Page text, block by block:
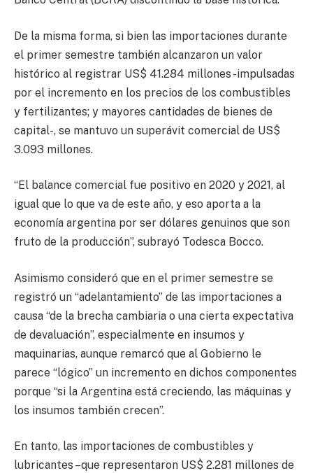
De la misma forma, si bien las importaciones durante
el primer semestre también alcanzaron un valor
histórico al registrar US$ 41.284 millones -impulsadas
por el incremento en los precios de los combustibles
y fertilizantes; y mayores cantidades de bienes de
capital-, se mantuvo un superávit comercial de US$
3.093 millones.
“El balance comercial fue positivo en 2020 y 2021, al
igual que lo que va de este año, y eso aporta a la
economía argentina por ser dólares genuinos que son
fruto de la producción”, subrayó Todesca Bocco.
Asimismo consideró que en el primer semestre se
registró un “adelantamiento” de las importaciones a
causa “de la brecha cambiaria o una cierta expectativa
de devaluación”, especialmente en insumos y
maquinarias, aunque remarcó que al Gobierno le
parece “lógico” un incremento en dichos componentes
porque “si la Argentina está creciendo, las máquinas y
los insumos también crecen”.
En tanto, las importaciones de combustibles y
lubricantes –que representaron US$ 2.281 millones de